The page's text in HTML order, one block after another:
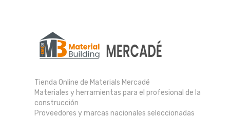
Tienda Online de Materials Mercadé
Materiales y herramientas para el profesional de la
construcción
Proveedores y marcas nacionales seleccionadas